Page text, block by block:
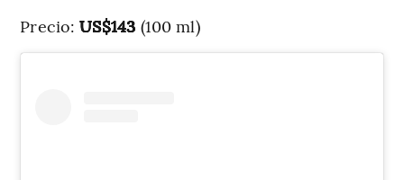
Precio:US$143 (100 ml)